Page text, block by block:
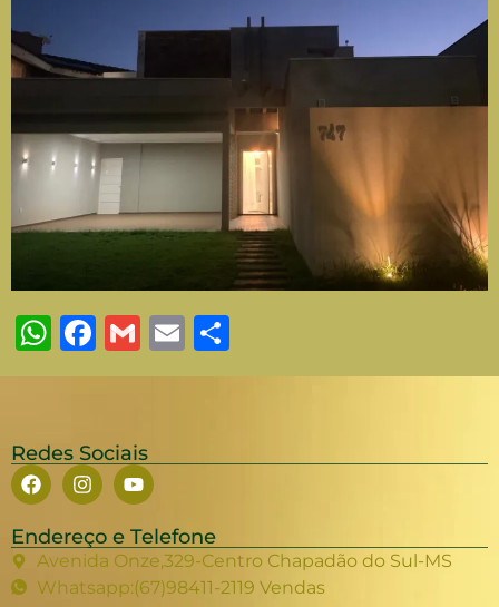
WhatsApp
Facebook
Gmail
Email
Redes Sociais
Endereço e Telefone
Avenida Onze,329-Centro Chapadão do Sul-MS
Whatsapp:(67)98411-2119 Vendas